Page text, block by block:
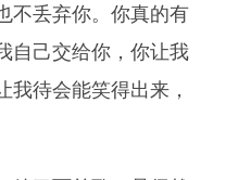
不丢弃你。你真的有
自己交给你，你让我
我待会能笑得出来，